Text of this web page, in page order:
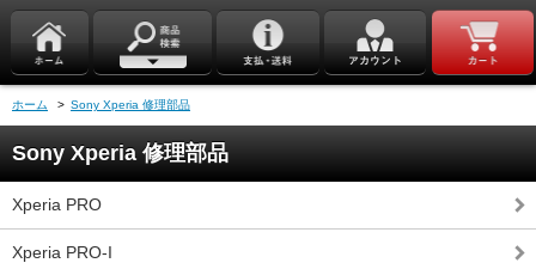
ホーム > Sony Xperia 修理部品
Sony Xperia 修理部品
Xperia PRO
Xperia PRO-I